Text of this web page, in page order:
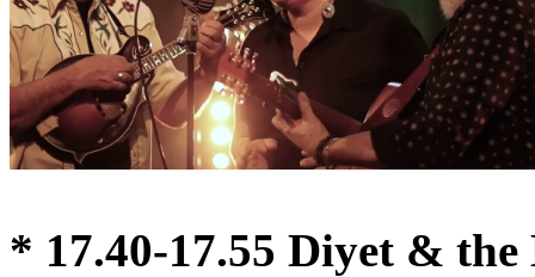
* 17.40-17.55 Diyet & the